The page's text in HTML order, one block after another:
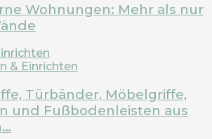
Wohnungen: Mehr als nur
& Einrichten
Türbänder, Möbelgriffe,
und Fußbodenleisten aus